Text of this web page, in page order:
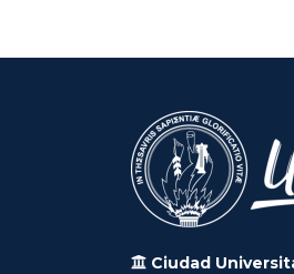
Ciudad